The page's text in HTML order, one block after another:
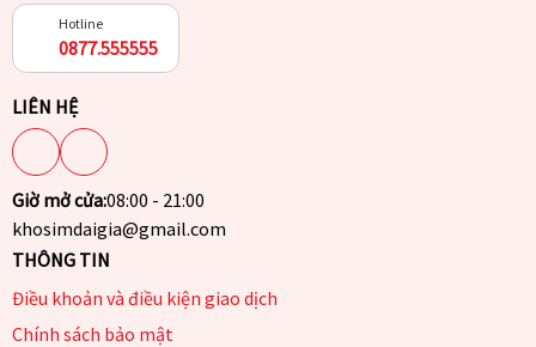
Hotline
0877.555555
LIÊN HỆ
Giờ mở cửa:08:00 - 21:00
khosimdaigia@gmail.com
THÔNG TIN
Điều khoản và điều kiện giao dịch
Chính sách bảo mật